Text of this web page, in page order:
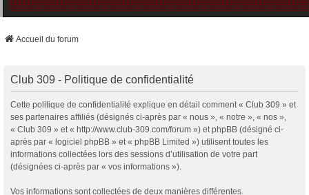
Accueil du forum
Club 309 - Politique de confidentialité
Cette politique de confidentialité explique en détail comment « Club 309 » et
ses partenaires affiliés (désignés ci-après par « nous », « notre », « nos »,
« Club 309 » et « http://www.club-309.com/forum ») et phpBB (désigné ci-
après par « logiciel phpBB » et « phpBB Limited ») utilisent toutes les
informations collectées lors des sessions d’utilisation de votre part
(désignées ci-après par « vos informations »).
Vos informations sont collectées de deux manières différentes.